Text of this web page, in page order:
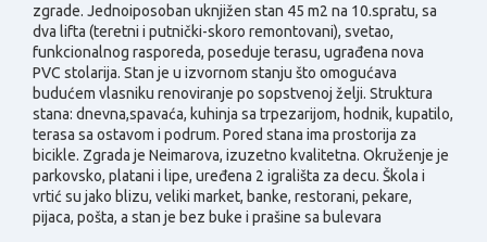
zgrade. Jednoiposoban uknjižen stan 45 m2 na 10.spratu, sa
dva lifta (teretni i putnički-skoro remontovani), svetao,
funkcionalnog rasporeda, poseduje terasu, ugrađena nova
PVC stolarija. Stan je u izvornom stanju što omogućava
budućem vlasniku renoviranje po sopstvenoj želji. Struktura
stana: dnevna,spavaća, kuhinja sa trpezarijom, hodnik, kupatilo,
terasa sa ostavom i podrum. Pored stana ima prostorija za
bicikle. Zgrada je Neimarova, izuzetno kvalitetna. Okruženje je
parkovsko, platani i lipe, uređena 2 igrališta za decu. Škola i
vrtić su jako blizu, veliki market, banke, restorani, pekare,
pijaca, pošta, a stan je bez buke i prašine sa bulevara